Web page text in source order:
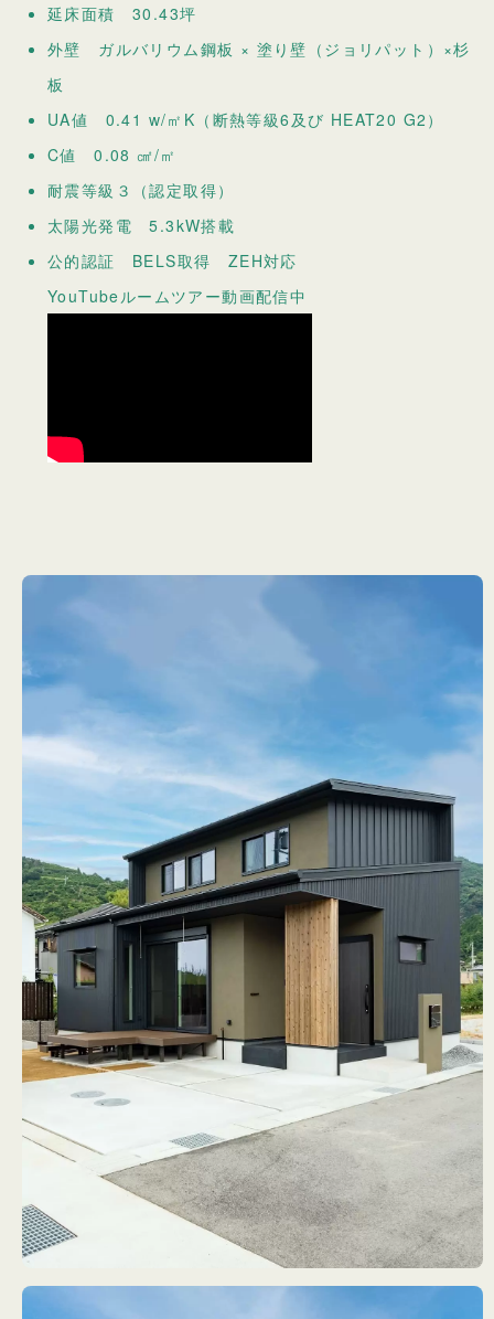
延床面積 30.43坪
外壁 ガルバリウム鋼板 × 塗り壁（ジョリパット）×杉
板
UA値 0.41 w/㎡K（断熱等級6及び HEAT20 G2）
C値 0.08 ㎠/㎡
耐震等級３（認定取得）
太陽光発電 5.3kW搭載
公的認証 BELS取得 ZEH対応
YouTubeルームツアー動画配信中